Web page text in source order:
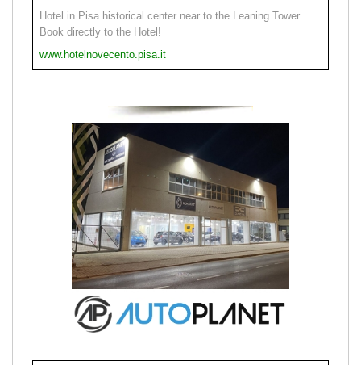
Hotel in Pisa historical center near to the Leaning Tower.
Book directly to the Hotel!
www.hotelnovecento.pisa.it